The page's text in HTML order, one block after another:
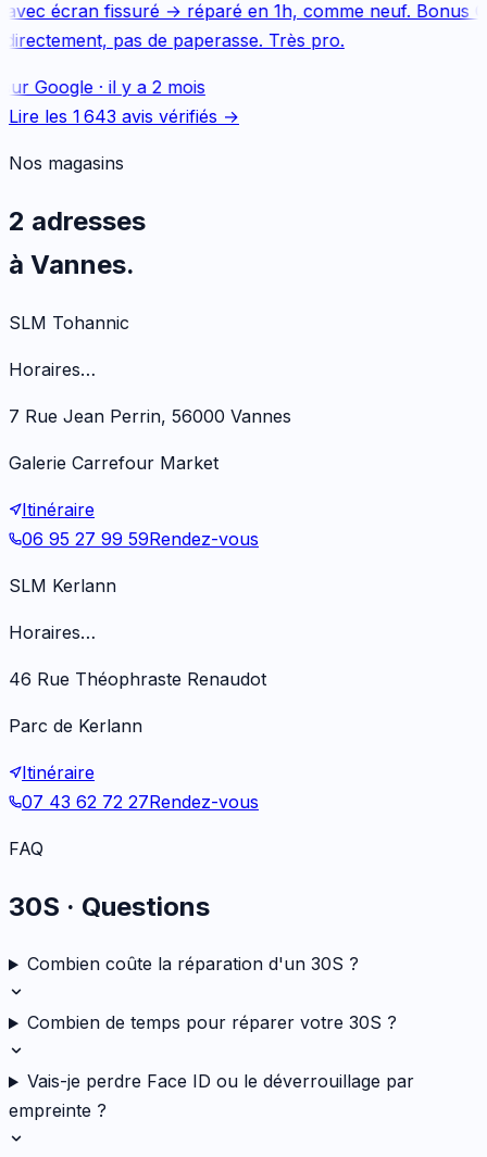
écran fissuré → réparé en 1h, comme neuf. Bonus
pas de paperasse. Très pro.
Google· il y a 2 mois
Lire les 1 643 avis vérifiés →
Nos magasins
2 adresses
à Vannes.
SLM Tohannic
Horaires…
7 Rue Jean Perrin, 56000 Vannes
Galerie Carrefour Market
Itinéraire
06 95 27 99 59Rendez-vous
SLM Kerlann
Horaires…
46 Rue Théophraste Renaudot
Parc de Kerlann
Itinéraire
07 43 62 72 27Rendez-vous
FAQ
30S · Questions
Combien coûte la réparation d'un 30S ?
Combien de temps pour réparer votre 30S ?
Vais-je perdre Face ID ou le déverrouillage par
empreinte ?